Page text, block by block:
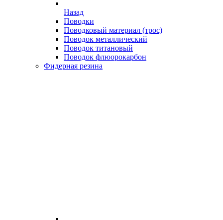
Назад
Поводки
Поводковый материал (трос)
Поводок металлический
Поводок титановый
Поводок флюорокарбон
Фидерная резина